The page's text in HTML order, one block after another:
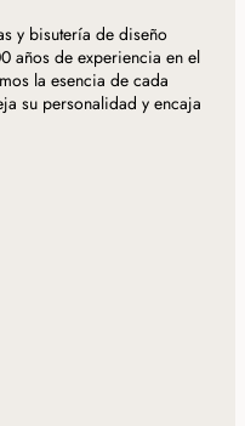
y bisutería de diseño
años de experiencia en el
la esencia de cada
su personalidad y encaja